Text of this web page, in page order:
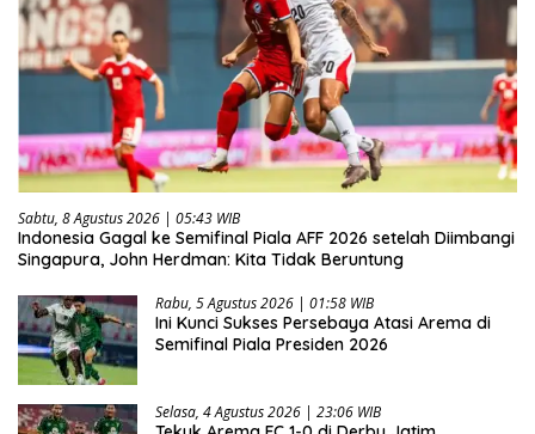
Sabtu, 8 Agustus 2026 | 05:43 WIB
Indonesia Gagal ke Semifinal Piala AFF 2026 setelah Diimbangi
Singapura, John Herdman: Kita Tidak Beruntung
Rabu, 5 Agustus 2026 | 01:58 WIB
Ini Kunci Sukses Persebaya Atasi Arema di
Semifinal Piala Presiden 2026
Selasa, 4 Agustus 2026 | 23:06 WIB